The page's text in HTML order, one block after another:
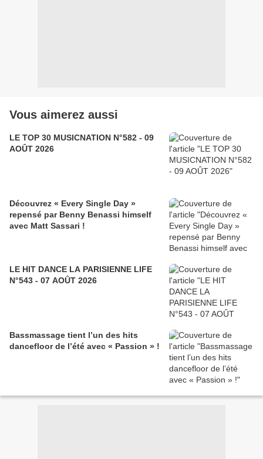
Vous aimerez aussi
LE TOP 30 MUSICNATION N°582 - 09
AOÛT 2026
Découvrez « Every Single Day »
repensé par Benny Benassi himself
avec Matt Sassari !
LE HIT DANCE LA PARISIENNE LIFE
N°543 - 07 AOÛT 2026
Bassmassage tient l’un des hits
dancefloor de l’été avec « Passion » !